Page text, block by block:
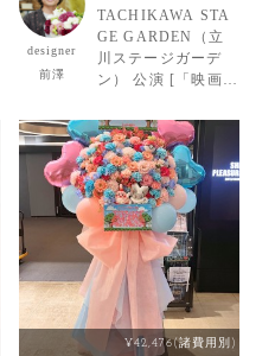
designer
前澤
TACHIKAWA STA
GE GARDEN（立
川ステージガーデ
ン） 公演 [「映画ひ
んかいバズリウムラ
イブ！」スペシャル
イベント Secret Sta
ge！] 大森綺星 様
ご出演スタンド花
¥42,476(諸費用別)